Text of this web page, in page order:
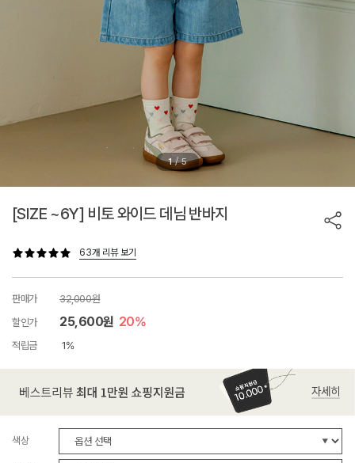
1 / 5
[SIZE ~6Y] 비토 와이드 데님 반바지
63개 리뷰 보기
판매가
32,000원
할인가
25,600원 20%
적립금 1%
색상